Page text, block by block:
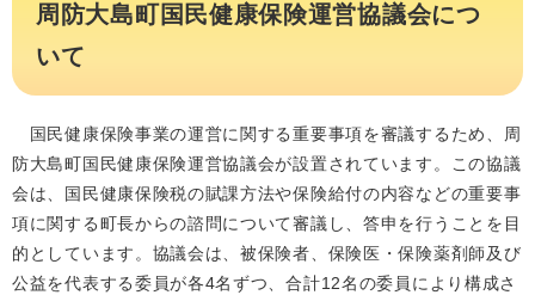
周防大島町国民健康保険運営協議会につ
いて
国民健康保険事業の運営に関する重要事項を審議するため、周
防大島町国民健康保険運営協議会が設置されています。この協議
会は、国民健康保険税の賦課方法や保険給付の内容などの重要事
項に関する町長からの諮問について審議し、答申を行うことを目
的としています。協議会は、被保険者、保険医・保険薬剤師及び
公益を代表する委員が各4名ずつ、合計12名の委員により構成さ